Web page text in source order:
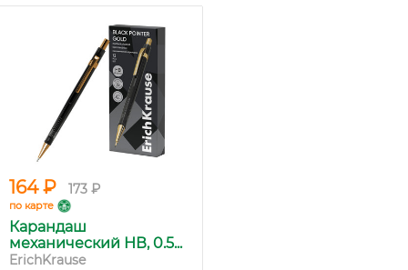
164 ₽ 173 ₽
по карте
Карандаш
механический НВ, 0.5...
ErichKrause